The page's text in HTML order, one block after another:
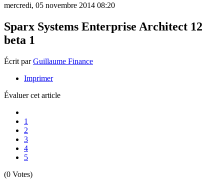
mercredi, 05 novembre 2014 08:20
Sparx Systems Enterprise Architect 12
beta 1
Écrit parGuillaume Finance
Imprimer
Évaluer cet article
1
2
3
4
5
(0 Votes)